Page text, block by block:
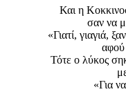
Και η
σαν να
«Γιατί, γιαγιά,
αφού
Τότε ο λύκος
«Για